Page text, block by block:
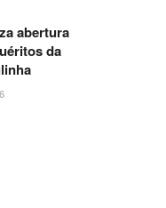
abertura
da